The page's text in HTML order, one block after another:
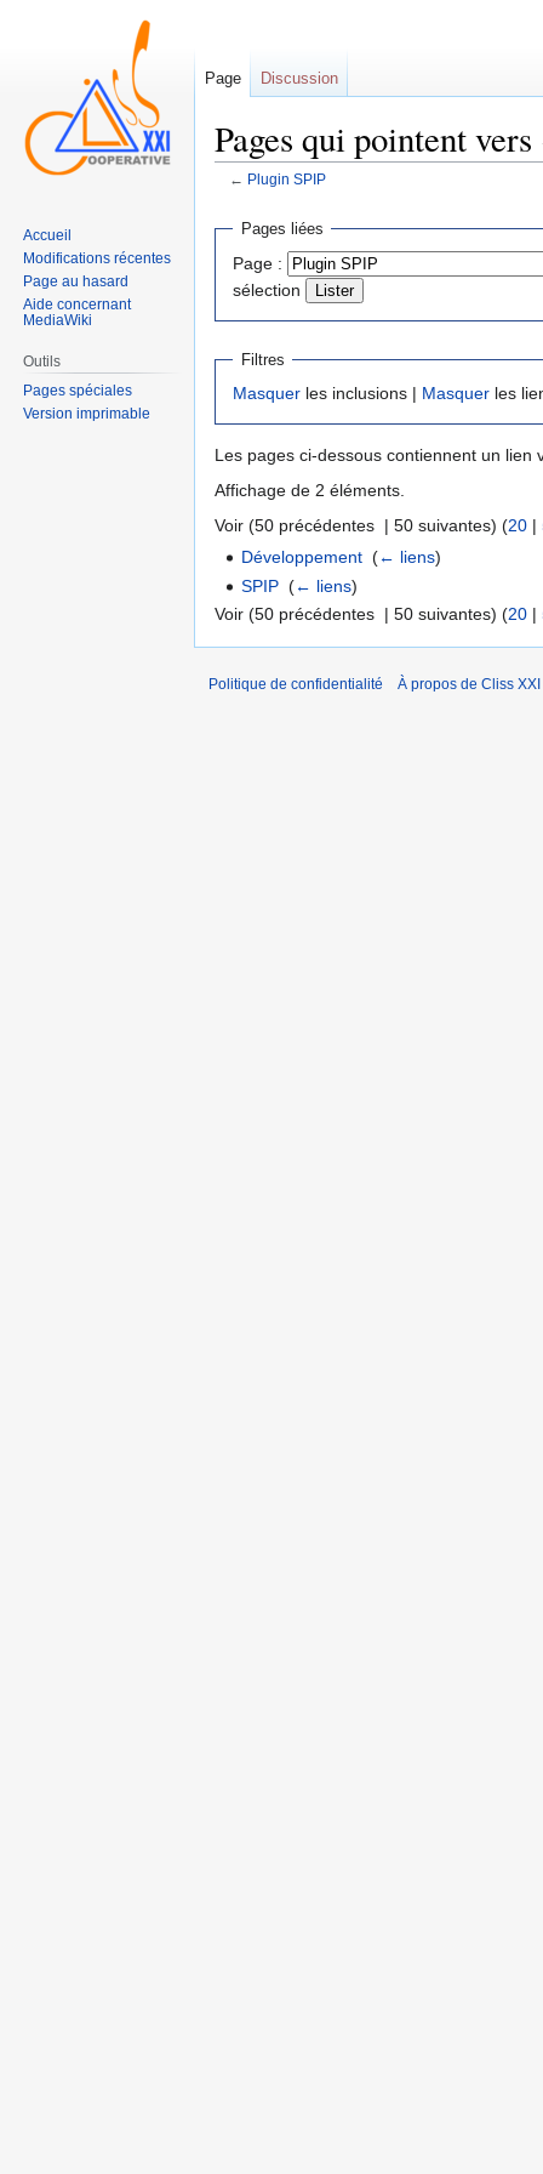
Pages qui pointent
← Plugin SPIP
Sauter
navigation
Sauter
recherche
Pages liées
Page :
sélection
Filtres
Masquer les inclusions | Masquer les
Les pages ci-dessous contiennent un lien
Affichage de 2 éléments.
Voir (50 précédentes | 50 suivantes) (20 |
Développement ‎(← liens)
SPIP ‎(← liens)
Voir (50 précédentes | 50 suivantes) (20 |
Page Discussion
Accueil
Modifications récentes
Page au hasard
Aide concernant
MediaWiki
Outils
Pages spéciales
Version imprimable
Politique de confidentialité À propos de Cliss XXI